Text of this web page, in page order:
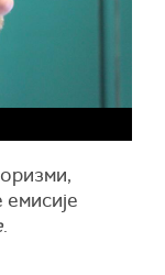
емисије
.